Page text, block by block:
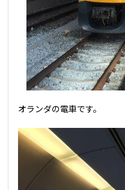
オランダの電車です。